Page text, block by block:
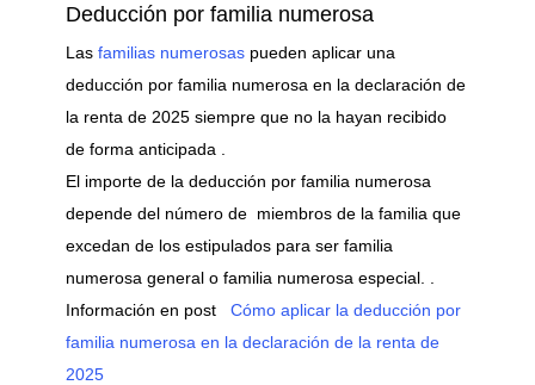
Deducción por familia numerosa
Lasfamilias numerosaspueden aplicar una
deducción por familia numerosa en la declaración de
la renta de 2025 siempre que no la hayan recibido
de forma anticipada .
El importe de la deducción por familia numerosa
depende del número de miembros de la familia que
excedan de los estipulados para ser familia
numerosa general o familia numerosa especial. .
Información en post Cómo aplicar la deducción por
familia numerosa en la declaración de la renta de
2025